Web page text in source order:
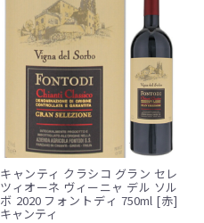
キャンティ クラシコ グラン セレ
ツィオーネ ヴィーニャ デル ソル
ボ 2020 フォントディ 750ml [赤]
キャンティ